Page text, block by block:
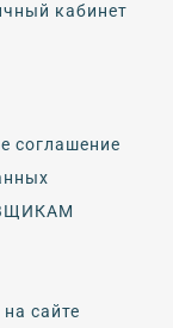
кабинет
соглашение
сайте